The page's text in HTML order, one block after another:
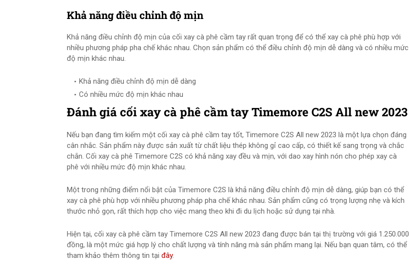
Khả năng điều chỉnh độ mịn
Khả năng điều chỉnh độ mịn của cối xay cà phê cầm tay rất quan trọng để có thể xay cà phê phù hợp với
nhiều phương pháp pha chế khác nhau. Chọn sản phẩm có thể điều chỉnh độ mịn dễ dàng và có nhiều mức
độ mịn khác nhau.
Khả năng điều chỉnh độ mịn dễ dàng
Có nhiều mức độ mịn khác nhau
Đánh giá cối xay cà phê cầm tay Timemore C2S All new 2023
Nếu bạn đang tìm kiếm một cối xay cà phê cầm tay tốt, Timemore C2S All new 2023 là một lựa chọn đáng
cân nhắc. Sản phẩm này được sản xuất từ chất liệu thép không gỉ cao cấp, có thiết kế sang trọng và chắc
chắn. Cối xay cà phê Timemore C2S có khả năng xay đều và mịn, với dao xay hình nón cho phép xay cà
phê với nhiều mức độ mịn khác nhau.
Một trong những điểm nổi bật của Timemore C2S là khả năng điều chỉnh độ mịn dễ dàng, giúp bạn có thể
xay cà phê phù hợp với nhiều phương pháp pha chế khác nhau. Sản phẩm cũng có trọng lượng nhẹ và kích
thước nhỏ gọn, rất thích hợp cho việc mang theo khi đi du lịch hoặc sử dụng tại nhà.
Hiện tại, cối xay cà phê cầm tay Timemore C2S All new 2023 đang được bán tại thị trường với giá 1.250.000
đồng, là một mức giá hợp lý cho chất lượng và tính năng mà sản phẩm mang lại. Nếu bạn quan tâm, có thể
tham khảo thêm thông tin tại đây.